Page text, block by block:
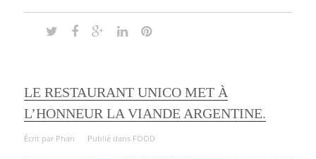
LE RESTAURANT UNICO MET À
L’HONNEUR LA VIANDE ARGENTINE.
Écrit par Phan Publié dans FOOD